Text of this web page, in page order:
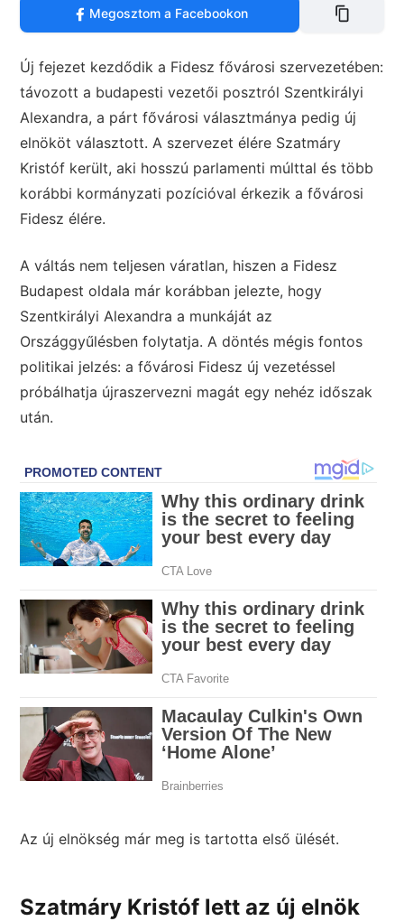
Megosztom a Facebookon
Új fejezet kezdődik a Fidesz fővárosi szervezetében:
távozott a budapesti vezetői posztról Szentkirályi
Alexandra, a párt fővárosi választmánya pedig új
elnököt választott. A szervezet élére Szatmáry
Kristóf került, aki hosszú parlamenti múlttal és több
korábbi kormányzati pozícióval érkezik a fővárosi
Fidesz élére.
A váltás nem teljesen váratlan, hiszen a Fidesz
Budapest oldala már korábban jelezte, hogy
Szentkirályi Alexandra a munkáját az
Országgyűlésben folytatja. A döntés mégis fontos
politikai jelzés: a fővárosi Fidesz új vezetéssel
próbálhatja újraszervezni magát egy nehéz időszak
után.
Az új elnökség már meg is tartotta első ülését.
Szatmáry Kristóf lett az új elnök